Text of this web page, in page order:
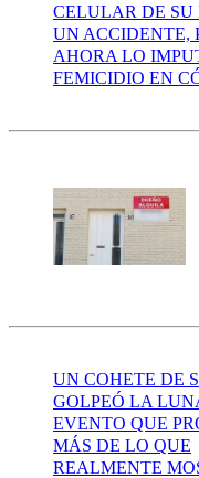
CELULAR DE SU
UN ACCIDENTE,
AHORA LO
FEMICIDIO EN
UN COHETE DE
GOLPEÓ LA
EVENTO QUE
MÁS DE LO QUE
REALMENTE